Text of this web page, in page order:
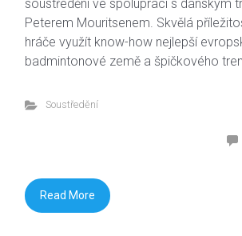
soustředění ve spolupráci s dánským
Peterem Mouritsenem. Skvělá
hráče využít know-how nejlepší
badmintonové země a špičkového
Soustředění
Read More